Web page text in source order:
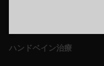
ハンドベイン治療